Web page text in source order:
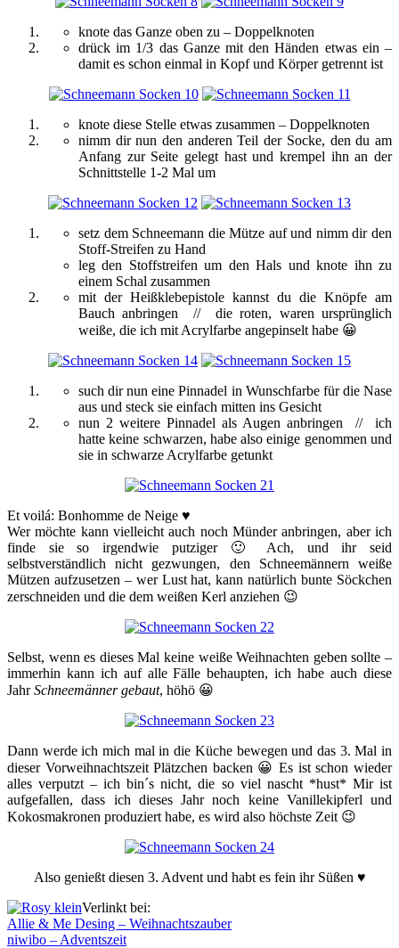
knote das Ganze oben zu – Doppelknoten
drück im 1/3 das Ganze mit den Händen etwas ein –
damit es schon einmal in Kopf und Körper getrennt ist
knote diese Stelle etwas zusammen – Doppelknoten
nimm dir nun den anderen Teil der Socke, den du am
Anfang zur Seite gelegt hast und krempel ihn an der
Schnittstelle 1-2 Mal um
setz dem Schneemann die Mütze auf und nimm dir den
Stoff-Streifen zu Hand
leg den Stoffstreifen um den Hals und knote ihn zu
einem Schal zusammen
mit der Heißklebepistole kannst du die Knöpfe am
Bauch anbringen // die roten, waren ursprünglich
weiße, die ich mit Acrylfarbe angepinselt habe 😀
such dir nun eine Pinnadel in Wunschfarbe für die Nase
aus und steck sie einfach mitten ins Gesicht
nun 2 weitere Pinnadel als Augen anbringen // ich
hatte keine schwarzen, habe also einige genommen und
sie in schwarze Acrylfarbe getunkt
Et voilá: Bonhomme de Neige ♥
Wer möchte kann vielleicht auch noch Münder anbringen, aber ich
finde sie so irgendwie putziger 🙂 Ach, und ihr seid
selbstverständlich nicht gezwungen, den Schneemännern weiße
Mützen aufzusetzen – wer Lust hat, kann natürlich bunte Söckchen
zerschneiden und die dem weißen Kerl anziehen 😉
Selbst, wenn es dieses Mal keine weiße Weihnachten geben sollte –
immerhin kann ich auf alle Fälle behaupten, ich habe auch diese
JahrSchneemänner gebaut, höhö 😀
Dann werde ich mich mal in die Küche bewegen und das 3. Mal in
dieser Vorweihnachtszeit Plätzchen backen 😀 Es ist schon wieder
alles verputzt – ich bin´s nicht, die so viel nascht *hust* Mir ist
aufgefallen, dass ich dieses Jahr noch keine Vanillekipferl und
Kokosmakronen produziert habe, es wird also höchste Zeit 😉
Also genießt diesen 3. Advent und habt es fein ihr Süßen ♥
Verlinkt bei:
Allie & Me Desing – Weihnachtszauber
niwibo – Adventszeit